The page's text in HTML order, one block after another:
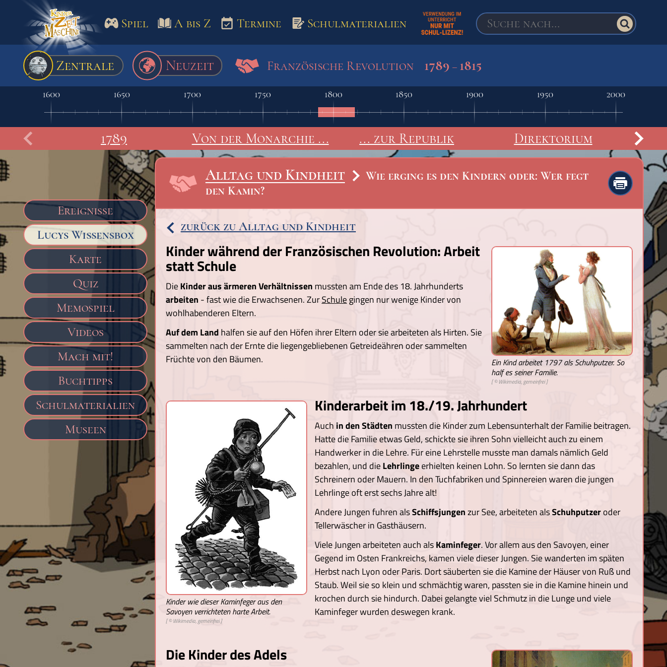
Spiel
Termine
Schulmaterialien
Spiel A bis Z Termine Schulmaterialien
Zentrale Neuzeit Französische Revolution 1789 – 1815
1600 1650 1700 1750 1800 1850 1900 1950 2000
1789 Von der Monarchie ... ... zur Republik Direktorium
Ereignisse
Lucys Wissensbox
Karte
Quiz
Memospiel
Videos
Mach mit!
Buchtipps
Schulmaterialien
Museen
Alltag und Kindheit
Wie erging es den Kindern oder: Wer fegt
den Kamin?
zurück zu Alltag und Kindheit
Ein Kind arbeitet 1797 als Schuhputzer. So
half es seiner Familie.
[ © Wikimedia, gemeinfrei ]
Kinder während der Französischen Revolution: Arbeit
statt Schule
DieKinder aus ärmeren Verhältnissen mussten am Ende des 18. Jahrhunderts
arbeiten - fast wie die Erwachsenen. ZurSchulegingen nur wenige Kinder von
wohlhabenderen Eltern.
Auf dem Land halfen sie auf den Höfen ihrer Eltern oder sie arbeiteten als Hirten. Sie
sammelten nach der Ernte die liegengebliebenen Getreideähren oder sammelten
Früchte von den Bäumen.
Kinder wie dieser Kaminfeger aus den
Savoyen verrichteten harte Arbeit.
[ © Wikimedia, gemeinfrei ]
Kinderarbeit im 18./19. Jahrhundert
Auch in den Städten mussten die Kinder zum Lebensunterhalt der Familie beitragen.
Hatte die Familie etwas Geld, schickte sie ihren Sohn vielleicht auch zu einem
Handwerker in die Lehre. Für eine Lehrstelle musste man damals nämlich Geld
bezahlen, und dieLehrlingeerhielten keinen Lohn. So lernten sie dann das
Schreinern oder Mauern. In den Tuchfabriken und Spinnereien waren die jungen
Lehrlinge oft erst sechs Jahre alt!
Andere Jungen fuhren alsSchiffsjungenzur See, arbeiteten alsSchuhputzeroder
Tellerwäscher in Gasthäusern.
Viele Jungen arbeiteten auch alsKaminfeger. Vor allem aus den Savoyen, einer
Gegend im Osten Frankreichs, kamen viele dieser Jungen. Sie wanderten im späten
Herbst nach Lyon oder Paris. Dort säuberten sie die Kamine der Häuser von Ruß und
Staub. Weil sie so klein und schmächtig waren, passten sie in die Kamine hinein und
krochen durch sie hindurch. Dabei gelangte viel Schmutz in die Lunge und viele
Kaminfeger wurden deswegen krank.
Die Kinder des Adels